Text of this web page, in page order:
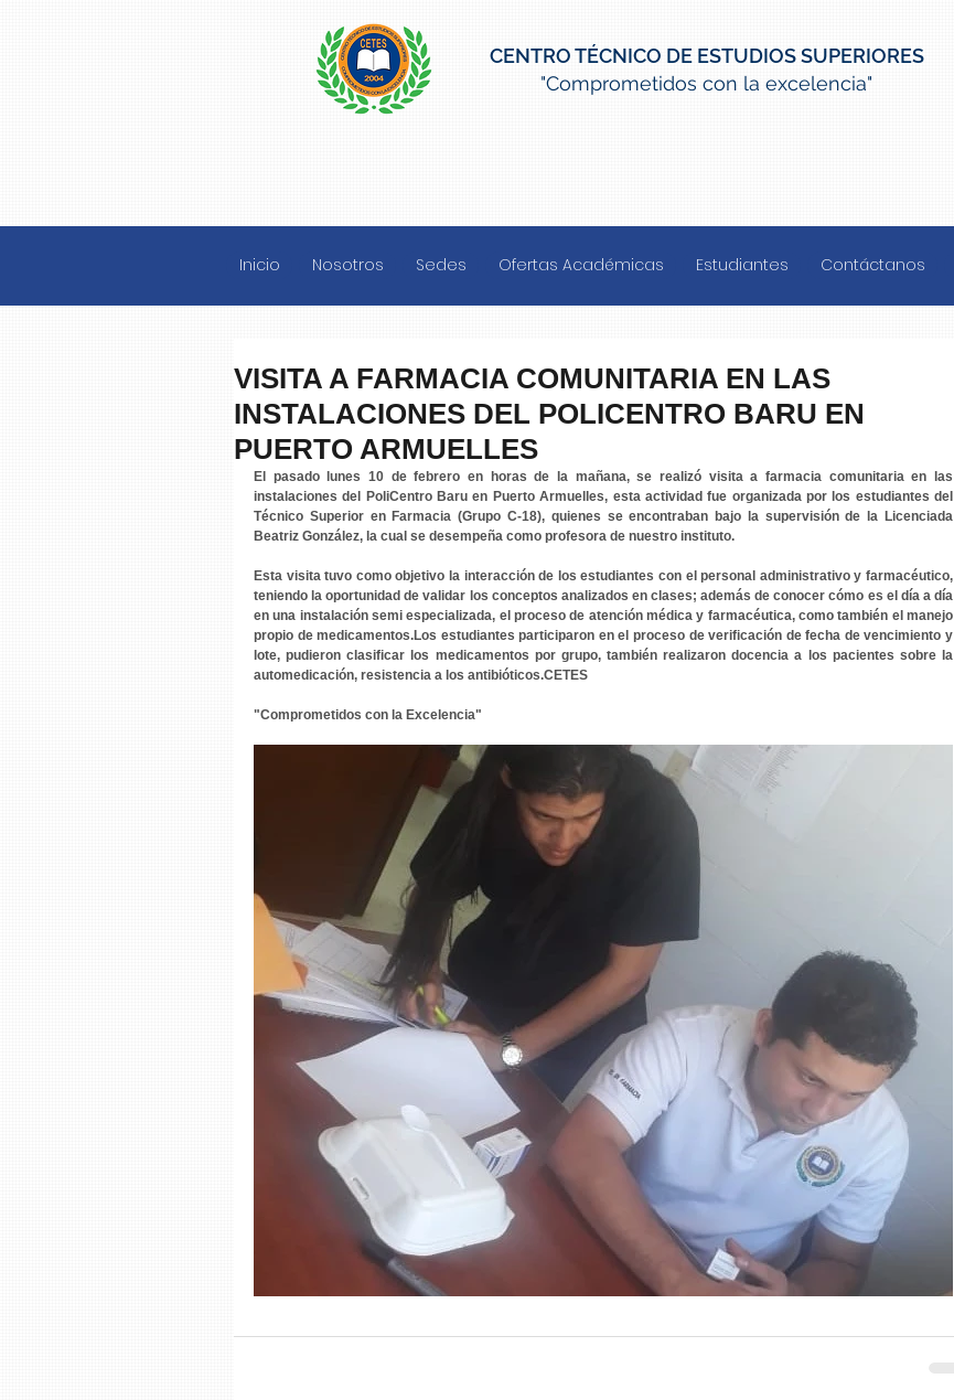
CENTRO TÉCNICO DE ESTUDIOS SUPERIORES
"Comprometidos con la excelencia"
Inicio Nosotros Sedes Ofertas Académicas Estudiantes Contáctanos
VISITA A FARMACIA COMUNITARIA EN LAS
INSTALACIONES DEL POLICENTRO BARU EN
PUERTO ARMUELLES
El pasado lunes 10 de febrero en horas de la mañana, se realizó visita a farmacia comunitaria en las
instalaciones del PoliCentro Baru en Puerto Armuelles, esta actividad fue organizada por los estudiantes del
Técnico Superior en Farmacia (Grupo C-18), quienes se encontraban bajo la supervisión de la Licenciada
Beatriz González, la cual se desempeña como profesora de nuestro instituto.
Esta visita tuvo como objetivo la interacción de los estudiantes con el personal administrativo y farmacéutico,
teniendo la oportunidad de validar los conceptos analizados en clases; además de conocer cómo es el día a día
en una instalación semi especializada, el proceso de atención médica y farmacéutica, como también el manejo
propio de medicamentos.Los estudiantes participaron en el proceso de verificación de fecha de vencimiento y
lote, pudieron clasificar los medicamentos por grupo, también realizaron docencia a los pacientes sobre la
automedicación, resistencia a los antibióticos.CETES
"Comprometidos con la Excelencia"